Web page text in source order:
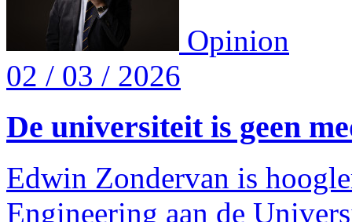
Opinion
02 / 03 / 2026
De universiteit is geen
Edwin Zondervan is
Engineering aan de